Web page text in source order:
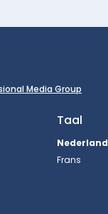
Media Group
Taal
Frans